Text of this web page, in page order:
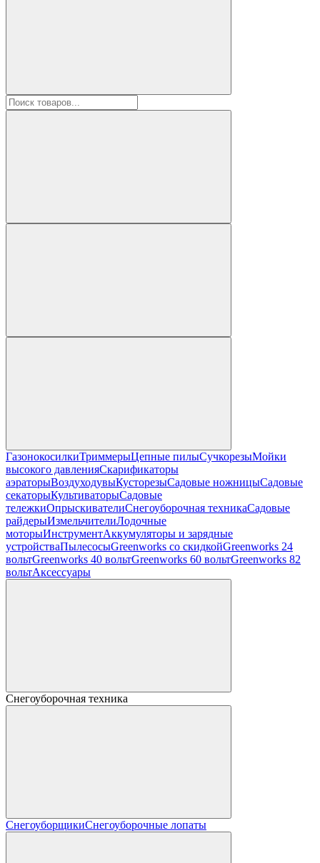
ГазонокосилкиТриммерыЦепные пилыCучкорезыМойки
высокого давленияСкарификаторы
аэраторыВоздуходувыКусторезыСадовые ножницыСадовые
секаторыКультиваторыСадовые
тележкиОпрыскивателиСнегоуборочная техникаСадовые
райдерыИзмельчителиЛодочные
моторыИнструментАккумуляторы и зарядные
устройстваПылесосыGreenworks со скидкойGreenworks 24
вольтGreenworks 40 вольтGreenworks 60 вольтGreenworks 82
вольтАксессуары
Снегоуборочная техника
СнегоуборщикиСнегоуборочные лопаты